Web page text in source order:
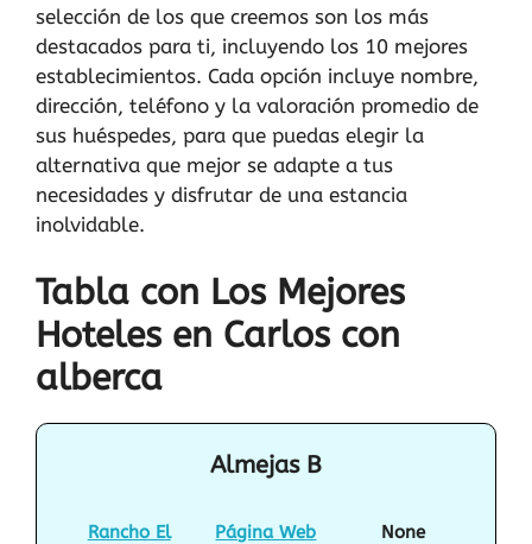
selección de los que creemos son los más
destacados para ti, incluyendo los 10 mejores
establecimientos. Cada opción incluye nombre,
dirección, teléfono y la valoración promedio de
sus huéspedes, para que puedas elegir la
alternativa que mejor se adapte a tus
necesidades y disfrutar de una estancia
inolvidable.
Tabla con Los Mejores
Hoteles en Carlos con
alberca
Almejas B
Rancho El
Página Web None